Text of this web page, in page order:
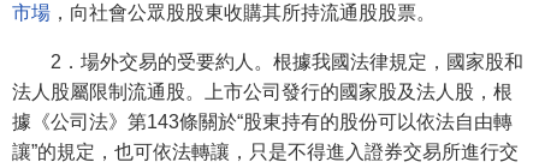
市場 ，向社會公眾股股東收購其所持流通股股票。
2．場外交易的受要約人。根據我國法律規定，國家股和
法人股屬限制流通股。上市公司發行的國家股及法人股，根
據《公司法》第143條關於“股東持有的股份可以依法自由轉
讓”的規定，也可依法轉讓，只是不得進入證券交易所進行交